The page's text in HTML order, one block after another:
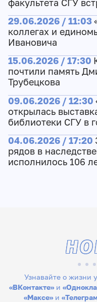
факультета СГУ
29.06.2026 / 11:03
коллегах и
Ивановича
15.06.2026 / 17:30
почтили память
Трубецкова
09.06.2026 / 12:30
открылась
библиотеки СГУ в
04.06.2026 / 17:20
рядов в
исполнилось 106
Узнавайте о жизни
«ВКонтакте»и
«Максе» и